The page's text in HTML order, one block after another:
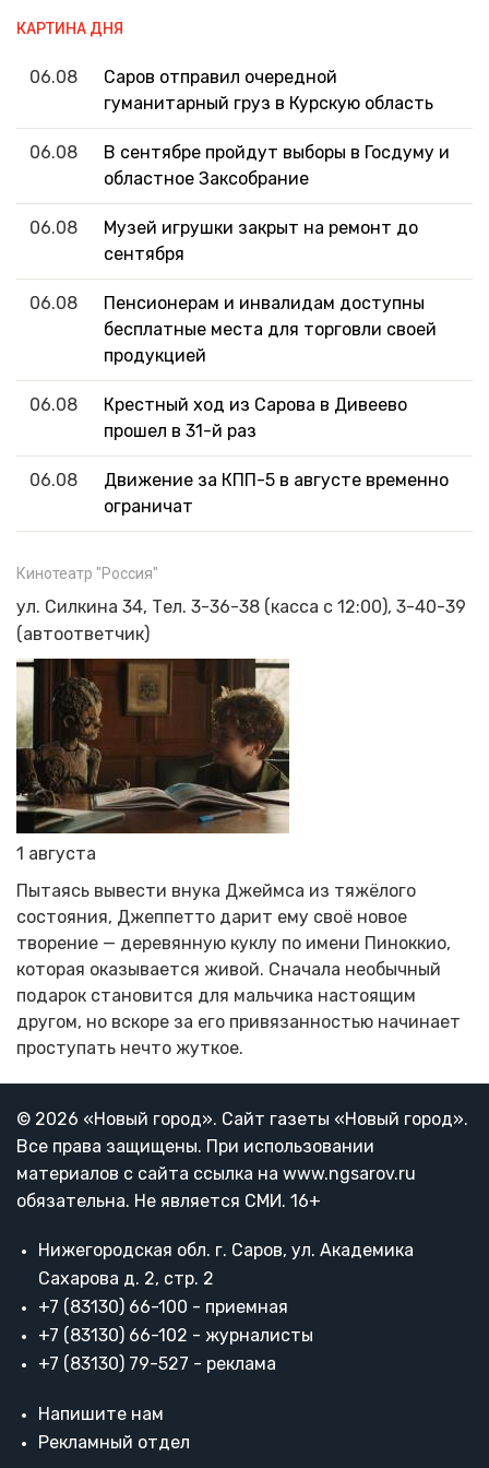
КАРТИНА ДНЯ
06.08
Саров отправил очередной
гуманитарный груз в Курскую область
06.08
В сентябре пройдут выборы в Госдуму и
областное Заксобрание
06.08
Музей игрушки закрыт на ремонт до
сентября
06.08
Пенсионерам и инвалидам доступны
бесплатные места для торговли своей
продукцией
06.08
Крестный ход из Сарова в Дивеево
прошел в 31-й раз
06.08
Движение за КПП-5 в августе временно
ограничат
Кинотеатр "Россия"
ул. Силкина 34, Тел. 3-36-38 (касса с 12:00), 3-40-39
(автоответчик)
1 августа
Пытаясь вывести внука Джеймса из тяжёлого
состояния, Джеппетто дарит ему своё новое
творение — деревянную куклу по имени Пиноккио,
которая оказывается живой. Сначала необычный
подарок становится для мальчика настоящим
другом, но вскоре за его привязанностью начинает
проступать нечто жуткое.
© 2026 «Новый город». Cайт газеты «Новый город».
Все права защищены. При использовании
материалов с сайта ссылка на www.ngsarov.ru
обязательна. Не является СМИ. 16+
Нижегородская обл. г. Саров, ул. Академика
Сахарова д. 2, стр. 2
+7 (83130) 66-100 - приемная
+7 (83130) 66-102 - журналисты
+7 (83130) 79-527 - реклама
Напишите нам
Рекламный отдел